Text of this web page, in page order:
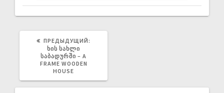
ПРЕДЫДУЩИЙ:
ᲮᲘᲡ ᲡᲐᲮᲚᲘ
ᲡᲐᲑᲐᲓᲣᲠᲨᲘ – A
FRAME WOODEN
HOUSE